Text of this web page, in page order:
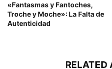
«Fantasmas y Fantoches,
Troche y Moche»: La Falta de
Autenticidad
RELATED